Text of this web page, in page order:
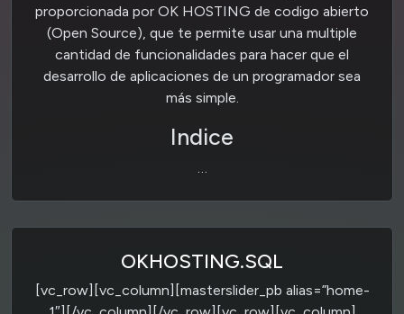
proporcionada por OK HOSTING de codigo abierto
(Open Source), que te permite usar una multiple
cantidad de funcionalidades para hacer que el
desarrollo de aplicaciones de un programador sea
más simple.
Indice
…
OKHOSTING.SQL
[vc_row][vc_column][masterslider_pb alias=”home-